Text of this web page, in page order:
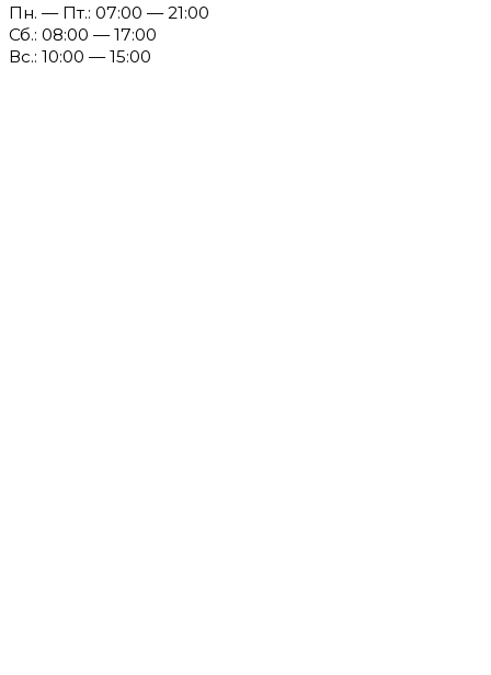
Пн. — Пт.: 07:00 — 21:00
Сб.: 08:00 — 17:00
Вс.: 10:00 — 15:00